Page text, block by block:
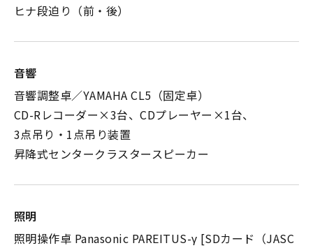
ヒナ段迫り（前・後）
音響
音響調整卓／YAMAHA CL5（固定卓）
CD-Rレコーダー×3台、CDプレーヤー×1台、
3点吊り・1点吊り装置
昇降式センタークラスタースピーカー
照明
照明操作卓 Panasonic PAREITUS-γ [SDカード（JASC